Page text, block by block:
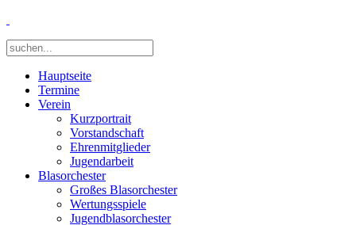
Hauptseite
Termine
Verein
Kurzportrait
Vorstandschaft
Ehrenmitglieder
Jugendarbeit
Blasorchester
Großes Blasorchester
Wertungsspiele
Jugendblasorchester